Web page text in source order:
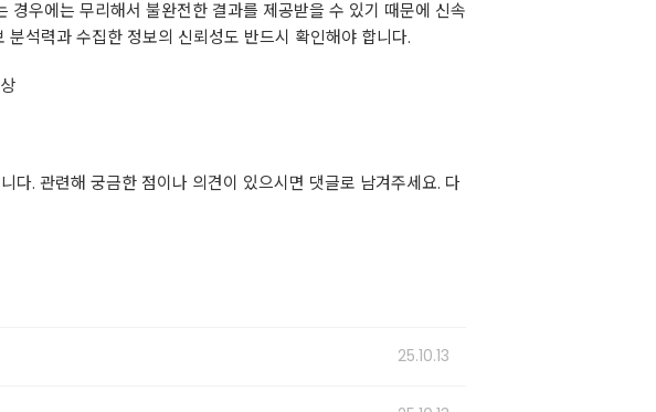
우에는 무리해서 불완전한 결과를 제공받을 수 있기 때문에 신속
석력과 수집한 정보의 신뢰성도 반드시 확인해야 합니다.
다. 관련해 궁금한 점이나 의견이 있으시면 댓글로 남겨주세요. 다
25.10.13